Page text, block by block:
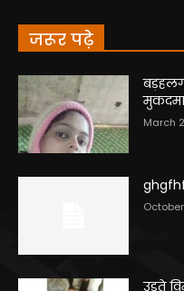
जरूर पढ़े
मुकदमा
March
उड़ते